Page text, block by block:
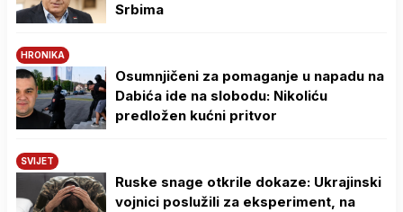
Srbima
HRONIKA
Osumnjičeni za pomaganje u napadu na
Dabića ide na slobodu: Nikoliću
predložen kućni pritvor
SVIJET
Ruske snage otkrile dokaze: Ukrajinski
vojnici poslužili za eksperiment, na